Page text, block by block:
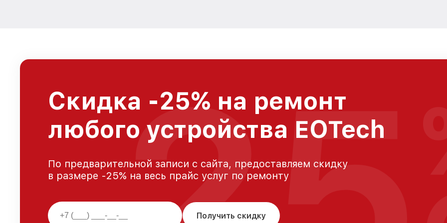
Скидка -25% на ремонт
любого устройства EOTech
По предварительной записи с сайта, предоставляем скидку
в размере -25% на весь прайс услуг по ремонту
Получить скидку